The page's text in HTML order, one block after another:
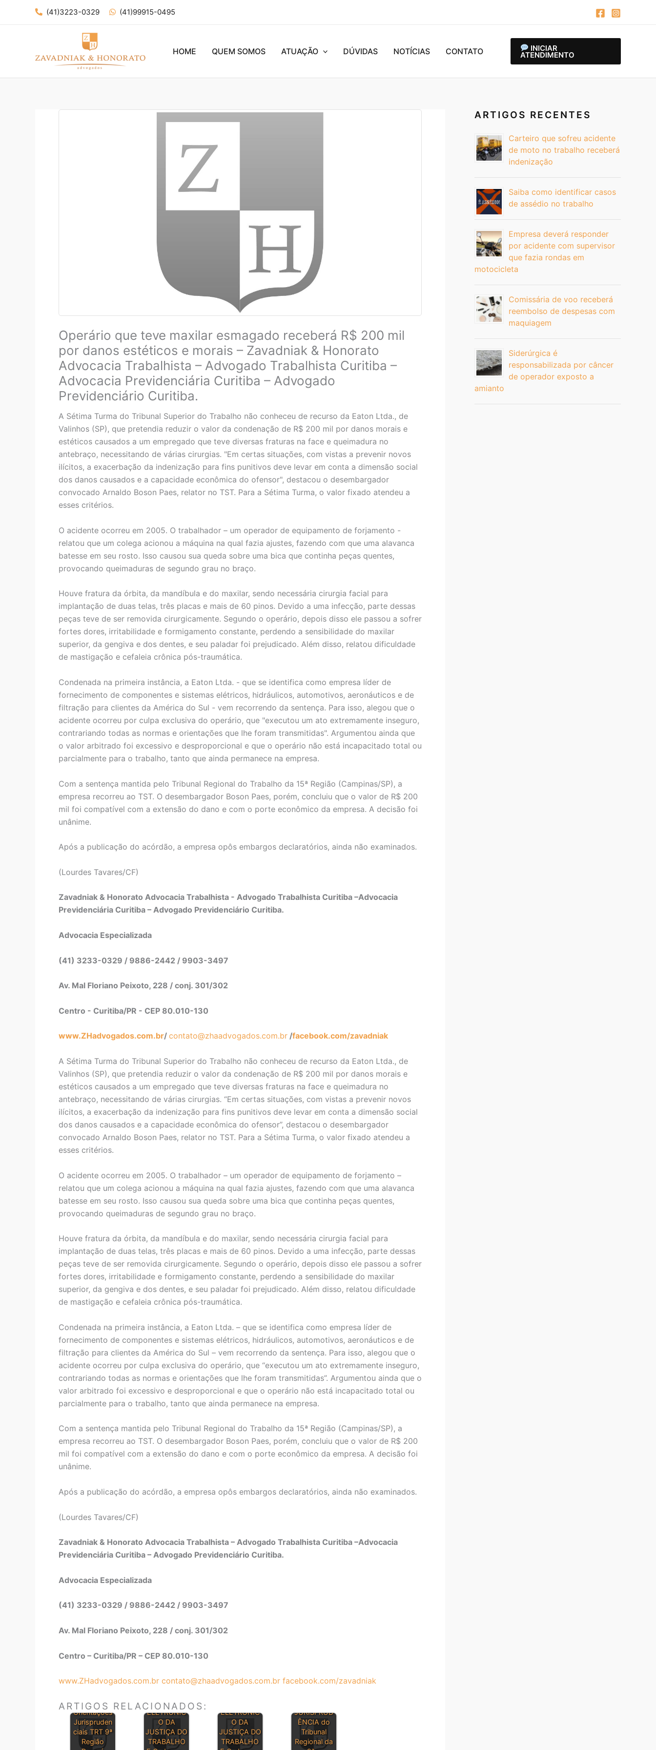
(41)3223-0329 (41)99915-0495
HOME QUEM SOMOS ATUAÇÃO DÚVIDAS NOTÍCIAS CONTATO INICIAR
ATENDIMENTO
Operário que teve maxilar esmagado receberá R$ 200 mil
por danos estéticos e morais – Zavadniak & Honorato
Advocacia Trabalhista – Advogado Trabalhista Curitiba –
Advocacia Previdenciária Curitiba – Advogado
Previdenciário Curitiba.
A Sétima Turma do Tribunal Superior do Trabalho não conheceu de recurso da Eaton Ltda., de
Valinhos (SP), que pretendia reduzir o valor da condenação de R$ 200 mil por danos morais e
estéticos causados a um empregado que teve diversas fraturas na face e queimadura no
antebraço, necessitando de várias cirurgias. "Em certas situações, com vistas a prevenir novos
ilícitos, a exacerbação da indenização para fins punitivos deve levar em conta a dimensão social
dos danos causados e a capacidade econômica do ofensor", destacou o desembargador
convocado Arnaldo Boson Paes, relator no TST. Para a Sétima Turma, o valor fixado atendeu a
esses critérios.
O acidente ocorreu em 2005. O trabalhador – um operador de equipamento de forjamento -
relatou que um colega acionou a máquina na qual fazia ajustes, fazendo com que uma alavanca
batesse em seu rosto. Isso causou sua queda sobre uma bica que continha peças quentes,
provocando queimaduras de segundo grau no braço.
Houve fratura da órbita, da mandíbula e do maxilar, sendo necessária cirurgia facial para
implantação de duas telas, três placas e mais de 60 pinos. Devido a uma infecção, parte dessas
peças teve de ser removida cirurgicamente. Segundo o operário, depois disso ele passou a sofrer
fortes dores, irritabilidade e formigamento constante, perdendo a sensibilidade do maxilar
superior, da gengiva e dos dentes, e seu paladar foi prejudicado. Além disso, relatou dificuldade
de mastigação e cefaleia crônica pós-traumática.
Condenada na primeira instância, a Eaton Ltda. - que se identifica como empresa líder de
fornecimento de componentes e sistemas elétricos, hidráulicos, automotivos, aeronáuticos e de
filtração para clientes da América do Sul - vem recorrendo da sentença. Para isso, alegou que o
acidente ocorreu por culpa exclusiva do operário, que "executou um ato extremamente inseguro,
contrariando todas as normas e orientações que lhe foram transmitidas". Argumentou ainda que
o valor arbitrado foi excessivo e desproporcional e que o operário não está incapacitado total ou
parcialmente para o trabalho, tanto que ainda permanece na empresa.
Com a sentença mantida pelo Tribunal Regional do Trabalho da 15ª Região (Campinas/SP), a
empresa recorreu ao TST. O desembargador Boson Paes, porém, concluiu que o valor de R$ 200
mil foi compatível com a extensão do dano e com o porte econômico da empresa. A decisão foi
unânime.
Após a publicação do acórdão, a empresa opôs embargos declaratórios, ainda não examinados.
(Lourdes Tavares/CF)
Zavadniak & Honorato Advocacia Trabalhista - Advogado Trabalhista Curitiba –Advocacia
Previdenciária Curitiba – Advogado Previdenciário Curitiba.
Advocacia Especializada
(41) 3233-0329 / 9886-2442 / 9903-3497
Av. Mal Floriano Peixoto, 228 / conj. 301/302
Centro - Curitiba/PR - CEP 80.010-130
www.ZHadvogados.com.br/ contato@zhaadvogados.com.br /facebook.com/zavadniak
A Sétima Turma do Tribunal Superior do Trabalho não conheceu de recurso da Eaton Ltda., de
Valinhos (SP), que pretendia reduzir o valor da condenação de R$ 200 mil por danos morais e
estéticos causados a um empregado que teve diversas fraturas na face e queimadura no
antebraço, necessitando de várias cirurgias. “Em certas situações, com vistas a prevenir novos
ilícitos, a exacerbação da indenização para fins punitivos deve levar em conta a dimensão social
dos danos causados e a capacidade econômica do ofensor”, destacou o desembargador
convocado Arnaldo Boson Paes, relator no TST. Para a Sétima Turma, o valor fixado atendeu a
esses critérios.
O acidente ocorreu em 2005. O trabalhador – um operador de equipamento de forjamento –
relatou que um colega acionou a máquina na qual fazia ajustes, fazendo com que uma alavanca
batesse em seu rosto. Isso causou sua queda sobre uma bica que continha peças quentes,
provocando queimaduras de segundo grau no braço.
Houve fratura da órbita, da mandíbula e do maxilar, sendo necessária cirurgia facial para
implantação de duas telas, três placas e mais de 60 pinos. Devido a uma infecção, parte dessas
peças teve de ser removida cirurgicamente. Segundo o operário, depois disso ele passou a sofrer
fortes dores, irritabilidade e formigamento constante, perdendo a sensibilidade do maxilar
superior, da gengiva e dos dentes, e seu paladar foi prejudicado. Além disso, relatou dificuldade
de mastigação e cefaleia crônica pós-traumática.
Condenada na primeira instância, a Eaton Ltda. – que se identifica como empresa líder de
fornecimento de componentes e sistemas elétricos, hidráulicos, automotivos, aeronáuticos e de
filtração para clientes da América do Sul – vem recorrendo da sentença. Para isso, alegou que o
acidente ocorreu por culpa exclusiva do operário, que “executou um ato extremamente inseguro,
contrariando todas as normas e orientações que lhe foram transmitidas”. Argumentou ainda que o
valor arbitrado foi excessivo e desproporcional e que o operário não está incapacitado total ou
parcialmente para o trabalho, tanto que ainda permanece na empresa.
Com a sentença mantida pelo Tribunal Regional do Trabalho da 15ª Região (Campinas/SP), a
empresa recorreu ao TST. O desembargador Boson Paes, porém, concluiu que o valor de R$ 200
mil foi compatível com a extensão do dano e com o porte econômico da empresa. A decisão foi
unânime.
Após a publicação do acórdão, a empresa opôs embargos declaratórios, ainda não examinados.
(Lourdes Tavares/CF)
Zavadniak & Honorato Advocacia Trabalhista – Advogado Trabalhista Curitiba –Advocacia
Previdenciária Curitiba – Advogado Previdenciário Curitiba.
Advocacia Especializada
(41) 3233-0329 / 9886-2442 / 9903-3497
Av. Mal Floriano Peixoto, 228 / conj. 301/302
Centro – Curitiba/PR – CEP 80.010-130
www.ZHadvogados.com.br contato@zhaadvogados.com.br facebook.com/zavadniak
ARTIGOS RELACIONADOS:
Orientações
Jurispruden
ciais TRT 9ª
Região
DIÁRIO
ELETRÔNIC
O DA
JUSTIÇA DO
TRABALHO
ELETRÔNIC
O DA
JUSTIÇA DO
TRABALHO
JURISPRUD
ÊNCIA do
Tribunal
Regional da
ARTIGOS RECENTES
Carteiro que sofreu acidente
de moto no trabalho receberá
indenização
Saiba como identificar casos
de assédio no trabalho
Empresa deverá responder
por acidente com supervisor
que fazia rondas em
motocicleta
Comissária de voo receberá
reembolso de despesas com
maquiagem
Siderúrgica é
responsabilizada por câncer
de operador exposto a
amianto